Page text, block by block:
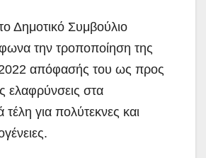
Δημοτικό Συμβούλιο
την τροποποίηση της
2022 απόφασής του ως προς
ελαφρύνσεις στα
τέλη για πολύτεκνες και